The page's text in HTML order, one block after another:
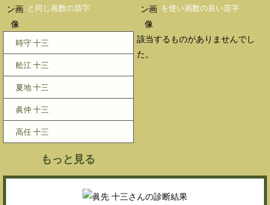
と同じ画数の苗字
時守 十三
舩江 十三
夏地 十三
眞仲 十三
高任 十三
もっと見る
を使い画数の良い苗字
該当するものがありませんでし
た。